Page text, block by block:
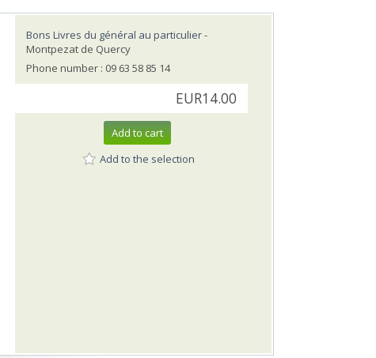
Bons Livres du général au particulier-
Montpezat de Quercy
Phone number : 09 63 58 85 14
EUR14.00
Add to cart
Add to the selection